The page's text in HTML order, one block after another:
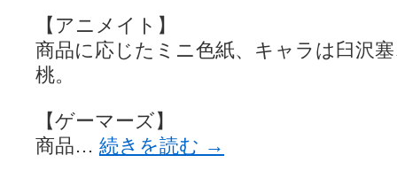
YUKARI / 【宥菫】 ＳＳ更新とお知らせ 【松実宥誕記念ＳＳ】
アルカ茄子 / 戒能物怪録 キングとはいったい誰なのか？ (15:24)
竹ブログ - 咲-Saki- / 【咲-Saki-】ゲームが待ち遠しい件 (05:44)
SSSSS(-saki-しゃーぷしゅーとしょーとすとーりー) - 咲-saki- / 豊
咏-Uta-ブログ編 - 咲-Saki- / 黄色い封筒が届いた(・∀・)
チャウチャウちゃうんちゃうん - 咲-Saki- / 吉野の千本桜を見に行きま
気分次第。 - 咲-Saki- / シノハユ 第3巻 感想
【アニメイト】
商品に応じたミニ色紙、キャラは臼沢
桃。
【ゲーマーズ】
商品… 続きを読む →